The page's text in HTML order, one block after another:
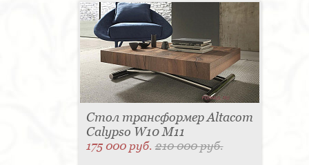
Стол трансформер Altacom
Calypso W10 M11
175 000 руб.210 000 руб.